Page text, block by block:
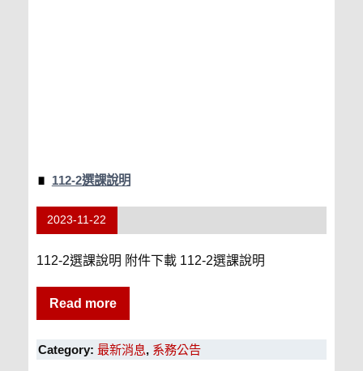
112-2選課說明
2023-11-22
112-2選課說明 附件下載 112-2選課說明
Read more
Category: 最新消息, 系務公告